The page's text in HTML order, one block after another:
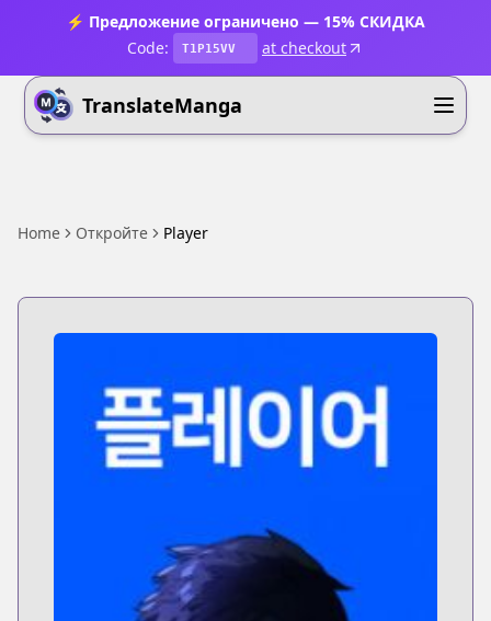
⚡ Предложение ограничено — 15% СКИДКА
Code:
T1P15VV at checkout
TranslateManga
Home Откройте Player